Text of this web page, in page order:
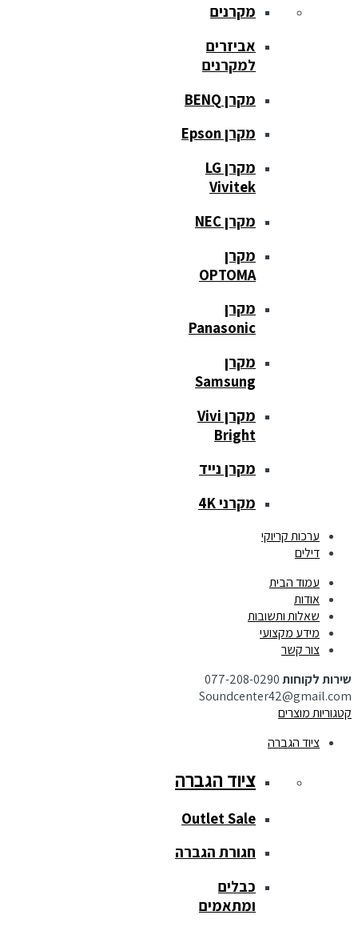
מקרנים
אביזרים
למקרנים
מקרן BENQ
מקרן Epson
מקרן LG
Vivitek
מקרן NEC
מקרן
OPTOMA
מקרן
Panasonic
מקרן
Samsung
מקרן Vivi
Bright
מקרן נייד
מקרני 4K
ערכות קריוקי
דילים
עמוד הבית
אודות
שאלות ותשובות
מידע מקצועי
צור קשר
שירות לקוחות077-208-0290
Soundcenter42@gmail.com
קטגוריות מוצרים
ציוד הגברה
ציוד הגברה
Outlet Sale
חגורת הגברה
כבלים
ומתאמים